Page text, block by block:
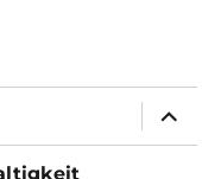
öffnen